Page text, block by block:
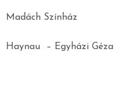
Madách Színház
Haynau – Egyházi Géza